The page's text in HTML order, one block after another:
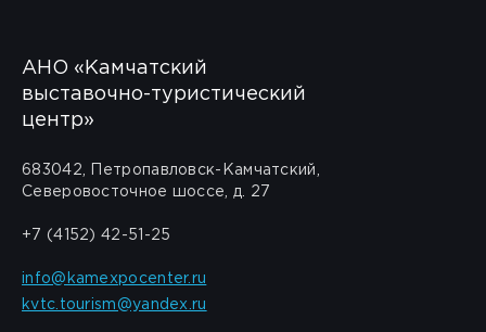
АНО «Камчатский
выставочно-туристический
центр»
683042, Петропавловск-Камчатский,
Северовосточное шоссе, д. 27
+7 (4152) 42-51-25
info@kamexpocenter.ru
kvtc.tourism@yandex.ru